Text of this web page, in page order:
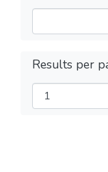
Results per